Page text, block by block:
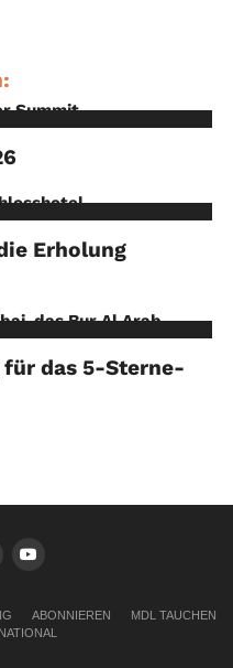
Erholung
das 5-Sterne-
ABONNIEREN
MDL TAUCHEN